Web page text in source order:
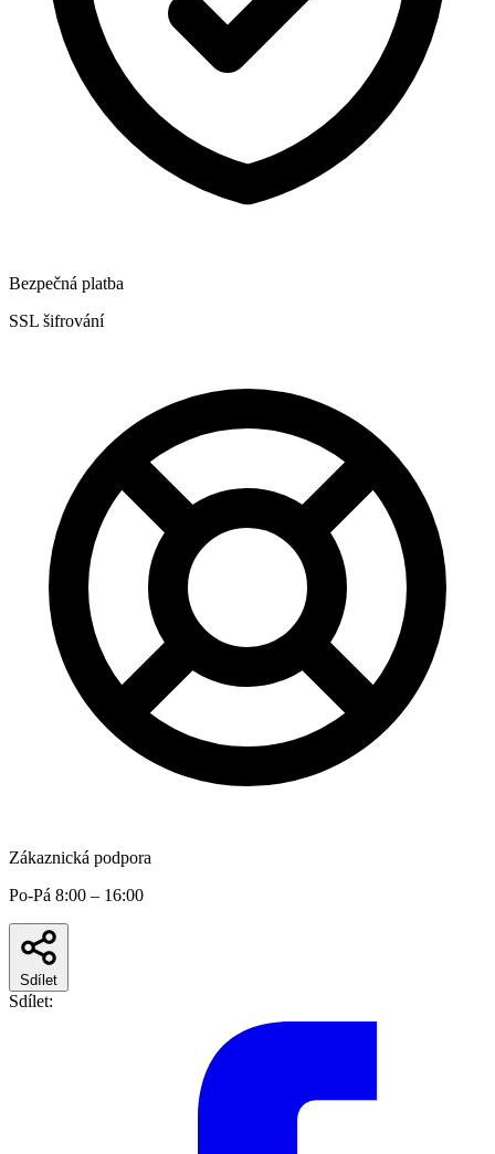
Bezpečná platba
SSL šifrování
Zákaznická podpora
Po-Pá 8:00 – 16:00
Sdílet
Sdílet: